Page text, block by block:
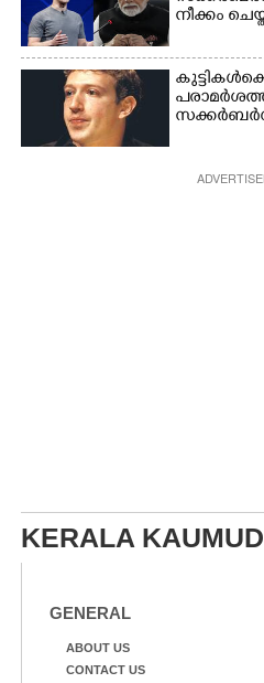
നീക്കം
KERALA
GENERAL
ABOUT US
CONTACT US